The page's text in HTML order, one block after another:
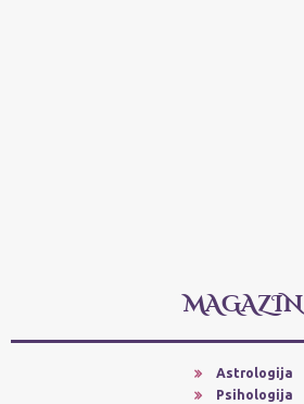
MAGAZIN
Astrologija
Psihologija